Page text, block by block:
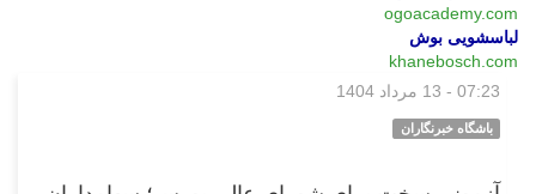
ogoacademy.com
لباسشویی بوش
khanebosch.com
07:23 - 13 مرداد 1404
باشگاه خبرنگاران